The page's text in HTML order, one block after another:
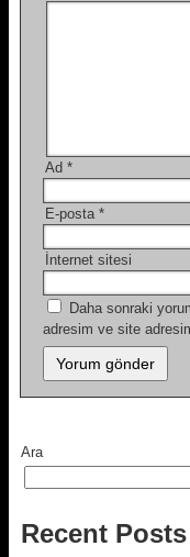
Ad *
E-posta *
İnternet sitesi
Daha sonraki
adresim ve site
Ara
Recent Posts